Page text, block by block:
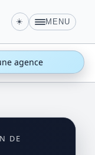
☀️ MENU
agence
DE